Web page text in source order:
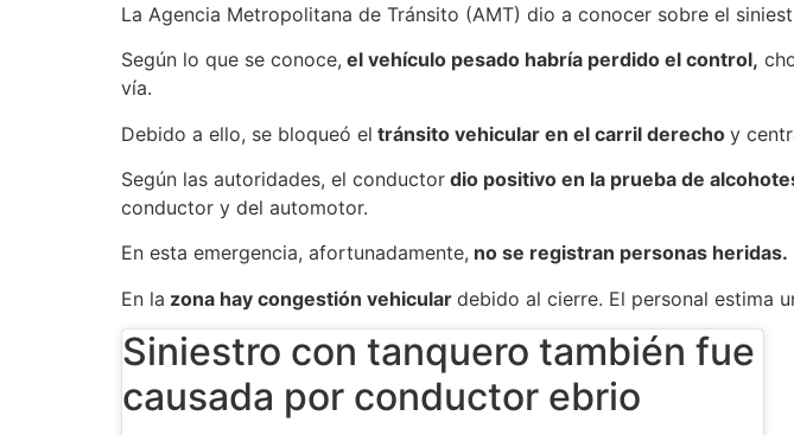
La Agencia Metropolitana de Tránsito (AMT) dio a conocer sobre el
Según lo que se conoce, el vehículo pesado habría perdido el control,
vía.
Debido a ello, se bloqueó el tránsito vehicular en el carril derecho y
Según las autoridades, el conductor dio positivo en la prueba de
conductor y del automotor.
En esta emergencia, afortunadamente, no se registran personas heridas.
En la zona hay congestión vehicular debido al cierre. El personal estima
Siniestro con tanquero también fue
causada por conductor ebrio